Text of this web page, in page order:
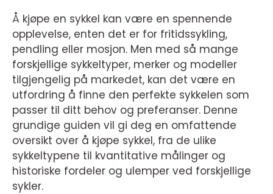
Å kjøpe en sykkel kan være en spennende
opplevelse, enten det er for fritidssykling,
pendling eller mosjon. Men med så mange
forskjellige sykkeltyper, merker og modeller
tilgjengelig på markedet, kan det være en
utfordring å finne den perfekte sykkelen som
passer til ditt behov og preferanser. Denne
grundige guiden vil gi deg en omfattende
oversikt over å kjøpe sykkel, fra de ulike
sykkeltypene til kvantitative målinger og
historiske fordeler og ulemper ved forskjellige
sykler.